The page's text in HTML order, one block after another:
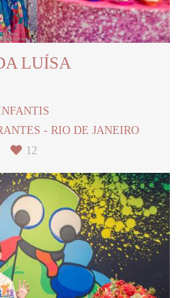
LUÍSA
- RIO DE JANEIRO
12